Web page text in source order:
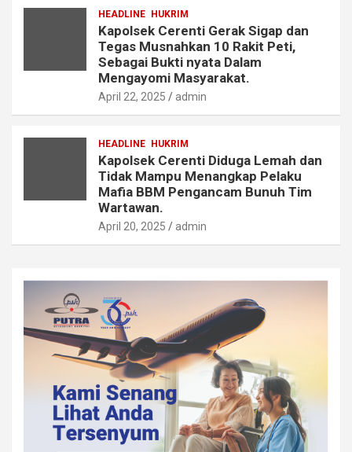
HEADLINE HUKRIM
Kapolsek Cerenti Gerak Sigap dan
Tegas Musnahkan 10 Rakit Peti,
Sebagai Bukti nyata Dalam
Mengayomi Masyarakat.
April 22, 2025 admin
HEADLINE HUKRIM
Kapolsek Cerenti Diduga Lemah dan
Tidak Mampu Menangkap Pelaku
Mafia BBM Pengancam Bunuh Tim
Wartawan.
April 20, 2025 admin